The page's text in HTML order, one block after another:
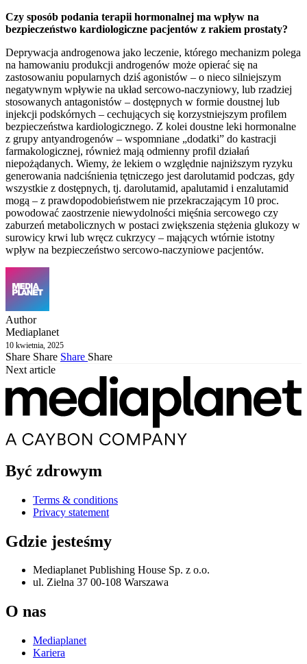
Czy sposób podania terapii hormonalnej ma wpływ na
bezpieczeństwo kardiologiczne pacjentów z rakiem prostaty?
Deprywacja androgenowa jako leczenie, którego mechanizm polega
na hamowaniu produkcji androgenów może opierać się na
zastosowaniu popularnych dziś agonistów – o nieco silniejszym
negatywnym wpływie na układ sercowo-naczyniowy, lub rzadziej
stosowanych antagonistów – dostępnych w formie doustnej lub
injekcji podskórnych – cechujących się korzystniejszym profilem
bezpieczeństwa kardiologicznego. Z kolei doustne leki hormonalne
z grupy antyandrogenów – wspomniane „dodatki” do kastracji
farmakologicznej, również mają odmienny profil działań
niepożądanych. Wiemy, że lekiem o względnie najniższym ryzyku
generowania nadciśnienia tętniczego jest darolutamid podczas, gdy
wszystkie z dostępnych, tj. darolutamid, apalutamid i enzalutamid
mogą – z prawdopodobieństwem nie przekraczającym 10 proc.
powodować zaostrzenie niewydolności mięśnia sercowego czy
zaburzeń metabolicznych w postaci zwiększenia stężenia glukozy w
surowicy krwi lub wręcz cukrzycy – mających wtórnie istotny
wpływ na bezpieczeństwo sercowo-naczyniowe pacjentów.
Author
Mediaplanet
10 kwietnia, 2025
Share Share Share Share
Next article
Być zdrowym
Terms & conditions
Privacy statement
Gdzie jesteśmy
Mediaplanet Publishing House Sp. z o.o.
ul. Zielna 37 00-108 Warszawa
O nas
Mediaplanet
Kariera